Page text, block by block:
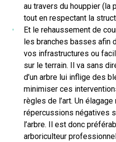
au travers du houppier (la
tout en respectant la
Et le rehaussement de
les branches basses afin
vos infrastructures ou
sur le terrain. Il va sans
d’un arbre lui inflige des
minimiser ces
règles de l’art. Un
répercussions négatives
l’arbre. Il est donc
arboriculteur